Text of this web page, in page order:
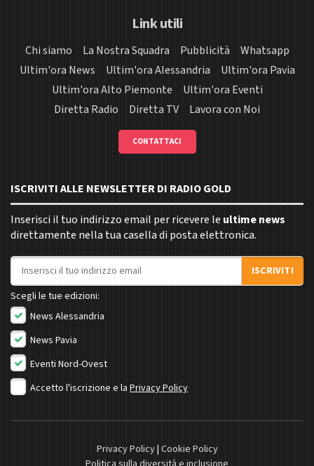
Link utili
Chi siamo La Nostra Squadra Pubblicità
Whatsapp
Ultim'ora News
Ultim'ora Alessandria
Ultim'ora Pavia
Ultim'ora Alto Piemonte
Ultim'ora Eventi
Diretta Radio
Diretta TV Lavora con Noi
CONTATTACI
ISCRIVITI ALLE NEWSLETTER DI RADIO GOLD
Inserisci il tuo indirizzo email per ricevere le ultime news
direttamente nella tua casella di posta elettronica.
Indirizzo email
ISCRIVITI
Scegli le tue edizioni:
News Alessandria
News Pavia
Eventi Nord-Ovest
Accetto l'iscrizione e la Privacy Policy
Privacy Policy| Cookie Policy